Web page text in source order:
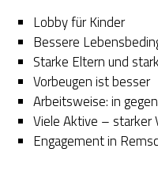
Müttertreff „Mama mia“
OGS Heinrich-
Fit für Kids – Elternkurse
Kinder im Blick –
Lobby für Kinder
Bessere
Starke Eltern und
Vorbeugen ist besser
Arbeitsweise: in
Viele Aktive – starker
Engagement in